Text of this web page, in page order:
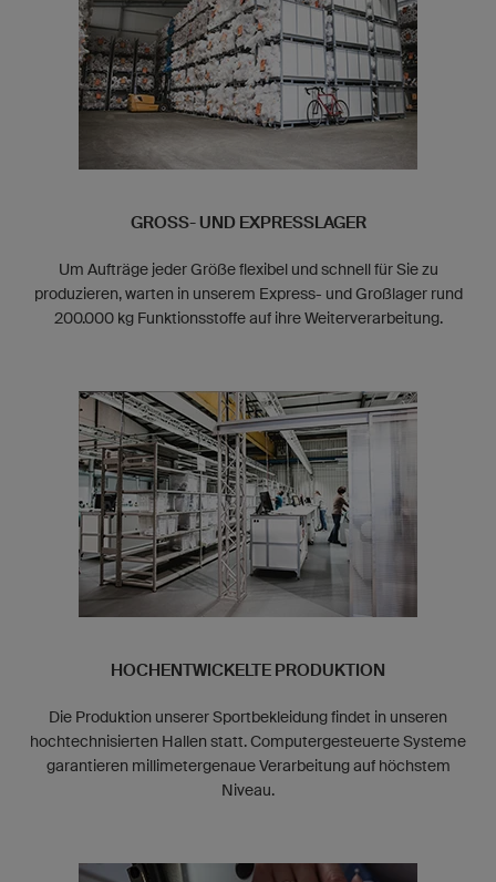
GROSS- UND EXPRESSLAGER
Um Aufträge jeder Größe flexibel und schnell für Sie zu
produzieren, warten in unserem Express- und Großlager rund
200.000 kg Funktionsstoffe auf ihre Weiterverarbeitung.
HOCHENTWICKELTE PRODUKTION
Die Produktion unserer Sportbekleidung findet in unseren
hochtechnisierten Hallen statt. Computergesteuerte Systeme
garantieren millimetergenaue Verarbeitung auf höchstem
Niveau.